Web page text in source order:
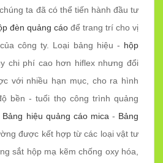
ta đã có thể tiến hành đầu tư
đèn quảng cáo để trang trí cho vị
công ty. Loại bảng hiệu - hộp
chi phí cao hơn hiflex nhưng đổi
với nhiều hạn mục, cho ra hình
bền - tuổi thọ công trình quảng
Bảng hiệu quảng cáo mica - Bảng
được kết hợp từ các loại vật tư
sắt hộp mạ kẽm chống oxy hóa,